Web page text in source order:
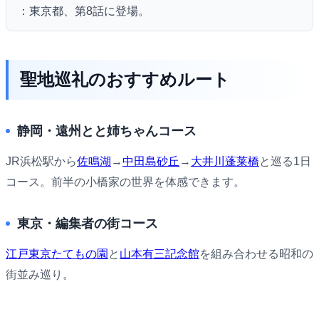
：東京都、第8話に登場。
聖地巡礼のおすすめルート
静岡・遠州とと姉ちゃんコース
JR浜松駅から佐鳴湖 →中田島砂丘 → 大井川蓬莱橋と巡る1日
コース。前半の小橋家の世界を体感できます。
東京・編集者の街コース
江戸東京たてもの園 と 山本有三記念館を組み合わせる昭和の
街並み巡り。